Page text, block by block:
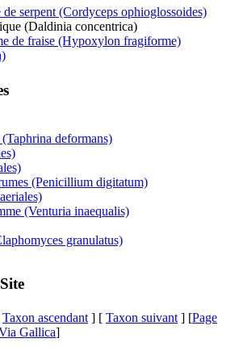
serpent (Cordyceps ophioglossoides)
(Daldinia concentrica)
de fraise (Hypoxylon fragiforme)
deformans)
(Penicillium digitatum)
(Venturia inaequalis)
granulatus)
Taxon ascendant ] [ Taxon suivant ] [Page
Gallica]